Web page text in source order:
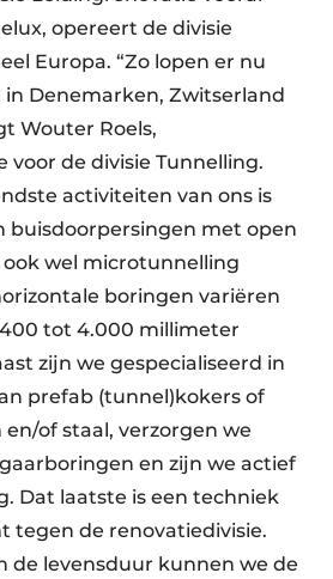
opereert de divisie
Europa. “Zo lopen er nu
Denemarken, Zwitserland
Wouter Roels,
de divisie Tunnelling.
activiteiten van ons is
buisdoorpersingen met open
wel microtunnelling
boringen variëren
tot 4.000 millimeter
zijn we gespecialiseerd in
prefab (tunnel)kokers of
of staal, verzorgen we
en zijn we actief
Dat laatste is een techniek
tegen de renovatiedivisie.
de levensduur kunnen we de